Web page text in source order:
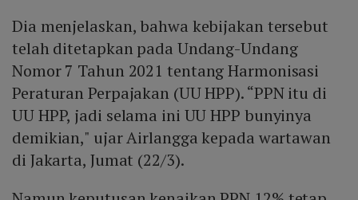
Dia menjelaskan, bahwa kebijakan tersebut
telah ditetapkan pada Undang-Undang
Nomor 7 Tahun 2021 tentang Harmonisasi
Peraturan Perpajakan (UU HPP). “PPN itu di
UU HPP, jadi selama ini UU HPP bunyinya
demikian," ujar Airlangga kepada wartawan
di Jakarta, Jumat (22/3).